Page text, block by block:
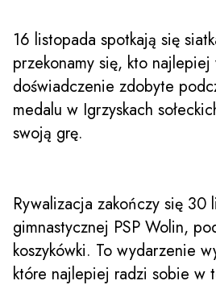
16 listopada spotkają się
przekonamy się, kto najlepiej
doświadczenie zdobyte
medalu w Igrzyskach
swoją grę.
Rywalizacja zakończy się 30
gimnastycznej PSP Wolin,
koszykówki. To wydarzenie
które najlepiej radzi sobie w